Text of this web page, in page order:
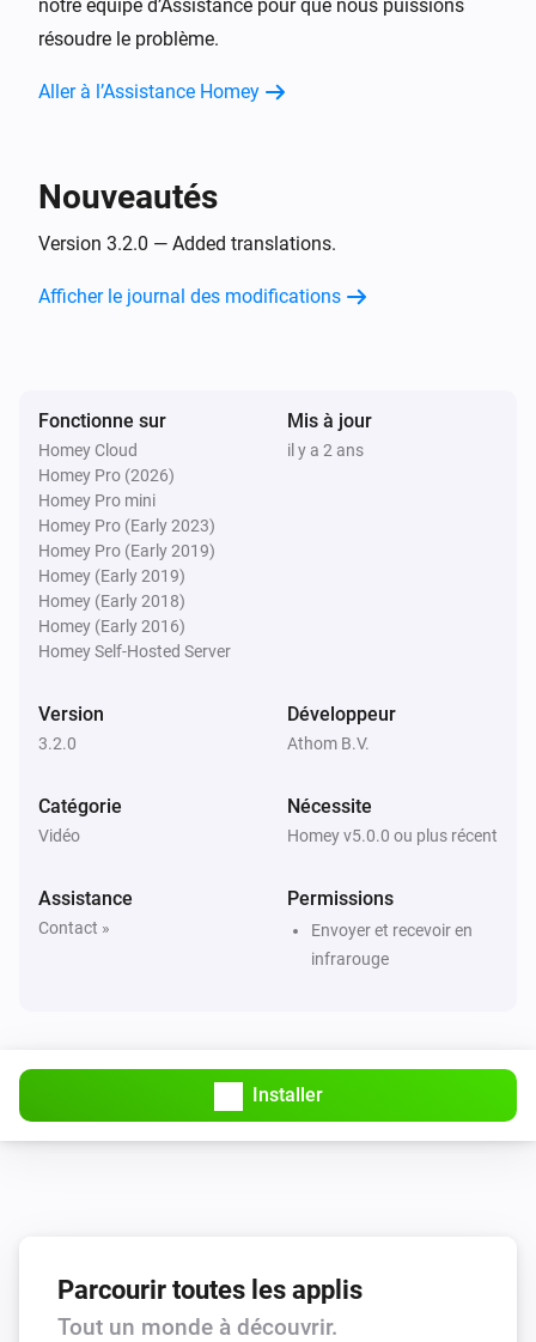
Réactiver le son
Télécommande TV Sony
Télécommande TV Sony
Une chaîne vers le haut
Une châine vers le bas
Télécommande TV Sony
Envoyer Commande
notre équipe d’Assistance pour que nous puissions
résoudre le problème.
Aller à l’Assistance Homey
Nouveautés
Version 3.2.0 — Added translations.
Afficher le journal des modifications
Fonctionne sur
Homey Cloud
Homey Pro (2026)
Homey Pro mini
Homey Pro (Early 2023)
Homey Pro (Early 2019)
Homey (Early 2019)
Homey (Early 2018)
Homey (Early 2016)
Homey Self-Hosted Server
Mis à jour
il y a 2 ans
Version
3.2.0
Développeur
Athom B.V.
Catégorie
Vidéo
Nécessite
Homey v5.0.0 ou plus récent
Assistance
Contact »
Permissions
Envoyer et recevoir en
infrarouge
Installer
Parcourir toutes les applis
Tout un monde à découvrir.